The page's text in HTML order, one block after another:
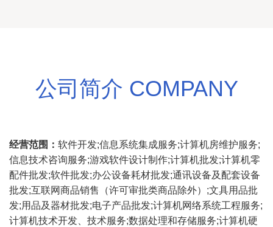
公司简介 COMPANY
经营范围： 软件开发;信息系统集成服务;计算机房维护服务;
信息技术咨询服务;游戏软件设计制作;计算机批发;计算机零
配件批发;软件批发;办公设备耗材批发;通讯设备及配套设备
批发;互联网商品销售（许可审批类商品除外）;文具用品批
发;用品及器材批发;电子产品批发;计算机网络系统工程服务;
计算机技术开发、技术服务;数据处理和存储服务;计算机硬